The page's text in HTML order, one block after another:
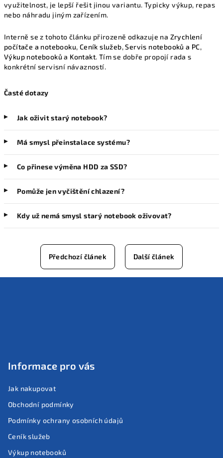
využitelnost, je lepší řešit jinou variantu. Typicky výkup, repas
nebo náhradu jiným zařízením.
Interně se z tohoto článku přirozeně odkazuje na Zrychlení
počítače a notebooku, Ceník služeb,Servis notebooků a PC,
Výkup notebooků a Kontakt. Tím se dobře propojí rada s
konkrétní servisní návazností.
Časté dotazy
Jak oživit starý notebook?
Má smysl přeinstalace systému?
Co přinese výměna HDD za SSD?
Pomůže jen vyčištění chlazení?
Kdy už nemá smysl starý notebook oživovat?
Předchozí článek Další článek
Informace pro vás
Jak nakupovat
Obchodní podmínky
Podmínky ochrany osobních údajů
Ceník služeb
Výkup notebooků